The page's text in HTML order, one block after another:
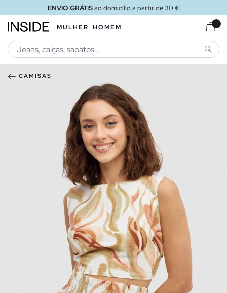
ENVIO GRÁTISao domicílio a partir de 30 €
MULHER HOMEM
CAMISAS